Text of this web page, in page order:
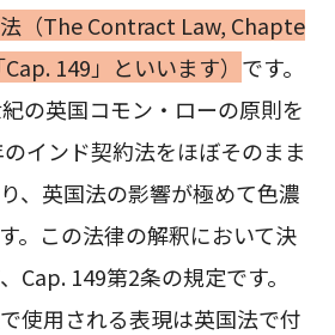
法（The Contract Law, Chapte
149」といいます） です。
の英国コモン・ローの原則を
インド契約法をほぼそのまま
、英国法の影響が極めて色濃
。この法律の解釈において決
Cap. 149第2条の規定です。
使用される表現は英国法で付